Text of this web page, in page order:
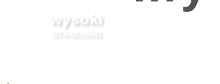
wysoki